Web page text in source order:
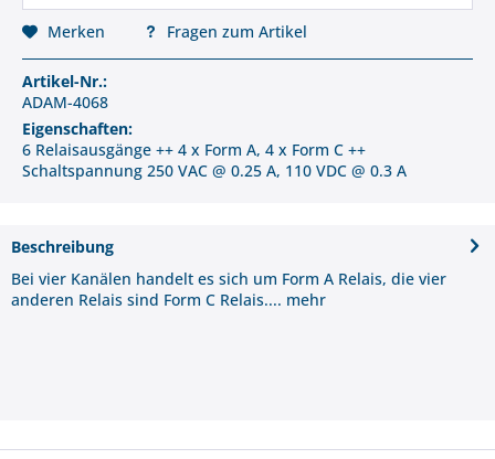
Merken Fragen zum Artikel
Artikel-Nr.:
ADAM-4068
Eigenschaften:
6 Relaisausgänge ++ 4 x Form A, 4 x Form C ++
Schaltspannung 250 VAC @ 0.25 A, 110 VDC @ 0.3 A
Beschreibung
Bei vier Kanälen handelt es sich um Form A Relais, die vier
anderen Relais sind Form C Relais.... mehr